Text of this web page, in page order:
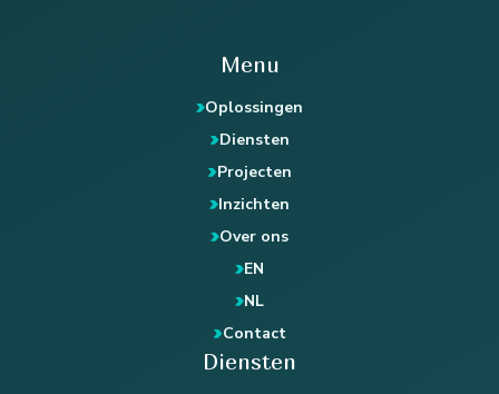
Menu
Oplossingen
Diensten
Projecten
Inzichten
Over ons
EN
NL
Contact
Diensten